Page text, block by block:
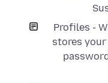
Profiles -
stores